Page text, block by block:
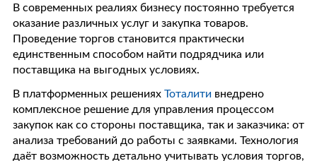
В современных реалиях бизнесу постоянно требуется
оказание различных услуг и закупка товаров.
Проведение торгов становится практически
единственным способом найти подрядчика или
поставщика на выгодных условиях.
В платформенных решениях Тоталити внедрено
комплексное решение для управления процессом
закупок как со стороны поставщика, так и заказчика: от
анализа требований до работы с заявками. Технология
даёт возможность детально учитывать условия торгов,